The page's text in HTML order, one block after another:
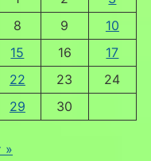
8 9
10
15 16
17
22 23
24
29 30
»